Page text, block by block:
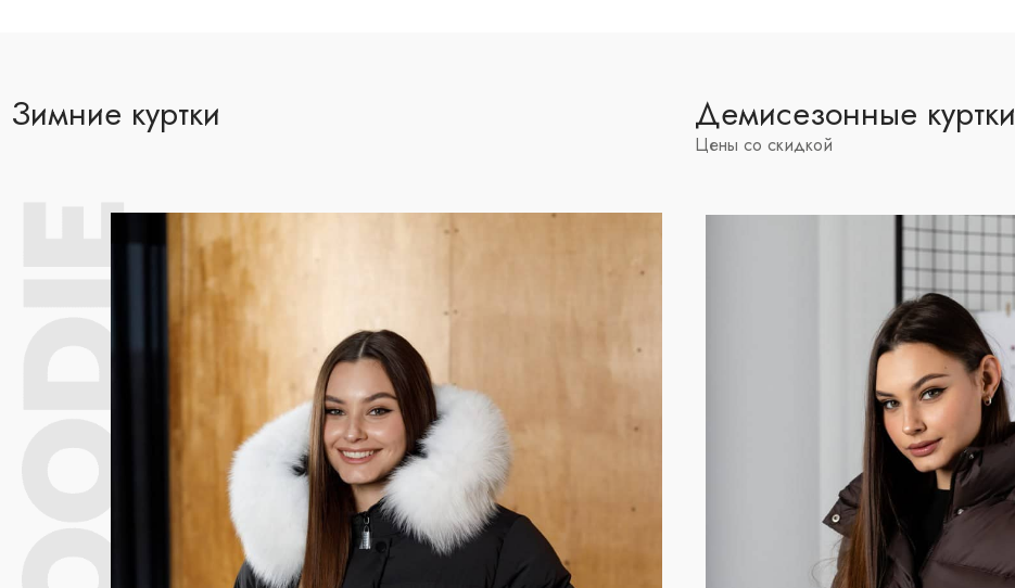
Зимние куртки Демисезонные куртки
Цены со скидкой